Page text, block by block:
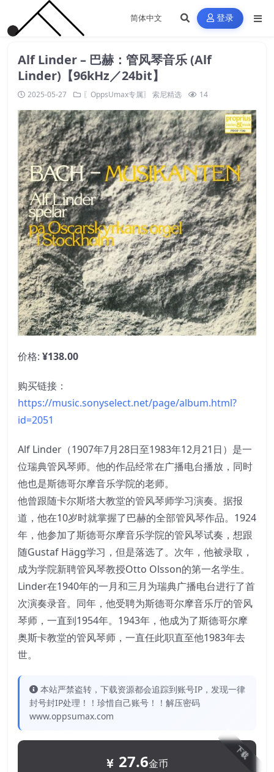
登录
Alf Linder – 巴赫：管风琴音乐 (Alf
Linder)【96kHz／24bit】
2025-05-27 〖OppsUmax专属〗 索尼精选 14
价格: ¥138.00
购买链接：
https://music.sonyselect.net/page/album.html?
id=2051
Alf Linder（1907年7月28日至1983年12月21日）是一
位瑞典管风琴师。他的作品经常在广播电台播放，同时
他也是斯德哥尔摩音乐学院的老师。
他曾跟随卡尔斯塔大教堂的管风琴师学习演奏。据报
道，他在10岁时就掌握了巴赫的全部管风琴作品。1924
年，他参加了斯德哥尔摩音乐学院的管风琴试奏，想跟
随Gustaf Hägg学习，但是落选了。次年，他被录取，
成为学院新聘管风琴教授Otto Olsson的第一名学生。
Linder在1940年的一月和三月为瑞典广播电台进行了首
次演奏录音。同年，他受聘为斯德哥尔摩音乐厅的管风
琴师，一直到1954年。1943年，他成为了斯德哥尔摩
奥斯卡教堂的管风琴师，一直任此职直至他1983年去
世。
本站严禁盗转，下载资源都会追踪到账号IP，发现一律
封号封IP处理！！珍惜自己账号！！解压密码
www.oppsumax.com
下载
27.6金币